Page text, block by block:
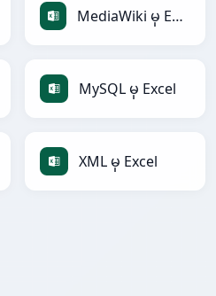
MediaWiki မှ Excel
MySQL မှ Excel
XML မှ Excel